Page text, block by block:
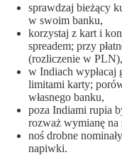
sprawdzaj bieżący
w swoim banku,
korzystaj z kart i
spreadem; przy
(rozliczenie w PLN),
w Indiach wypłacaj
limitami karty;
własnego banku,
poza Indiami rupia
rozważ wymianę na
noś drobne
napiwki.